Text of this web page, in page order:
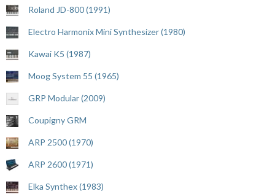
Roland JD-800 (1991)
Electro Harmonix Mini Synthesizer (1980)
Kawai K5 (1987)
Moog System 55 (1965)
GRP Modular (2009)
Coupigny GRM
ARP 2500 (1970)
ARP 2600 (1971)
Elka Synthex (1983)